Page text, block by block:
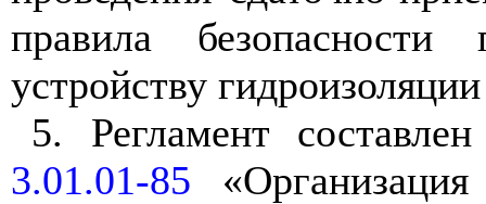
правила
устройству
5. Регламент
3.01.01-85 «Организация